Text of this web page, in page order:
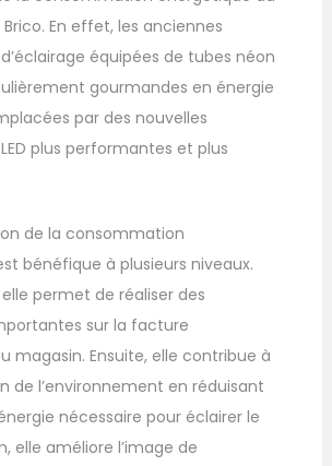
En effet, les anciennes
équipées de tubes néon
gourmandes en énergie
par des nouvelles
plus performantes et plus
de la consommation
bénéfique à plusieurs niveaux.
elle permet de réaliser des
sur la facture
magasin. Ensuite, elle contribue à
de l’environnement en réduisant
nécessaire pour éclairer le
elle améliore l’image de